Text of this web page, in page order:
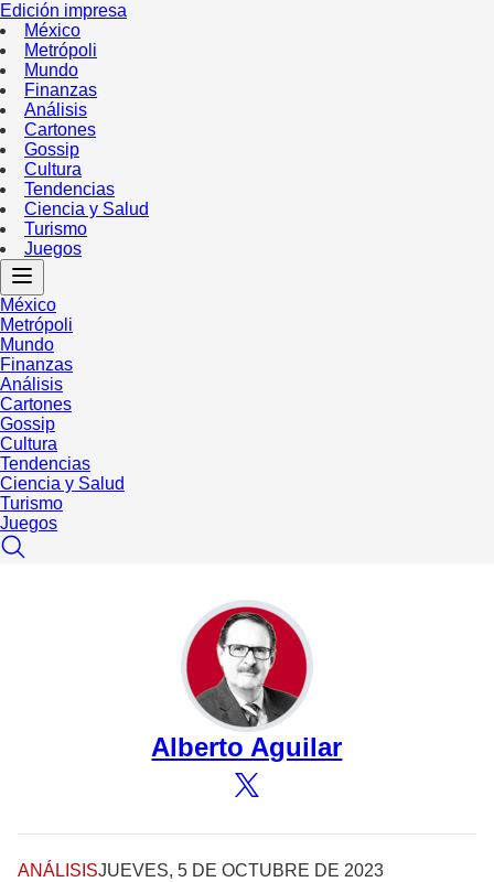
Edición impresa
México
Metrópoli
Mundo
Finanzas
Análisis
Cartones
Gossip
Cultura
Tendencias
Ciencia y Salud
Turismo
Juegos
México
Metrópoli
Mundo
Finanzas
Análisis
Cartones
Gossip
Cultura
Tendencias
Ciencia y Salud
Turismo
Juegos
Alberto Aguilar
ANÁLISISJUEVES, 5 DE OCTUBRE DE 2023